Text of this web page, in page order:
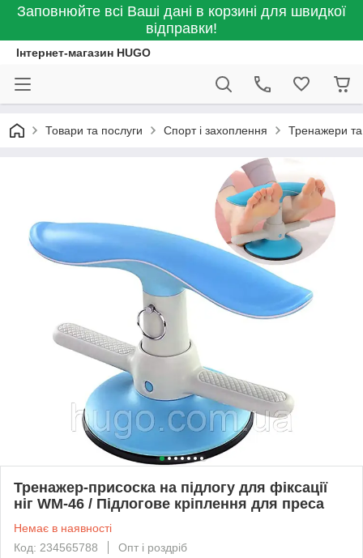
Заповнюйте всі Ваші дані в корзині для швидкої
відправки!
Інтернет-магазин HUGO
Товари та послуги Спорт і захоплення Тренажери
Тренажер-присоска на підлогу для фіксації
ніг WM-46 / Підлогове кріплення для преса
Немає в наявності
Код: 234565788
Опт і роздріб